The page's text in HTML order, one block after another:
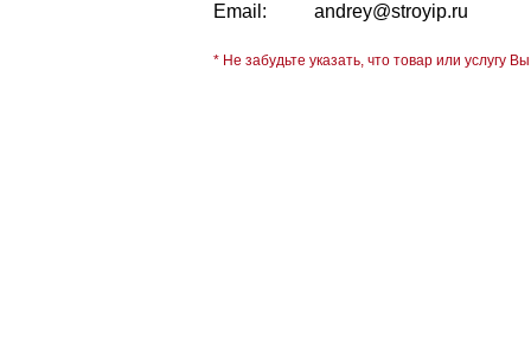
Email:
andrey@stroyip.ru
* Не забудьте указать, что товар или услугу